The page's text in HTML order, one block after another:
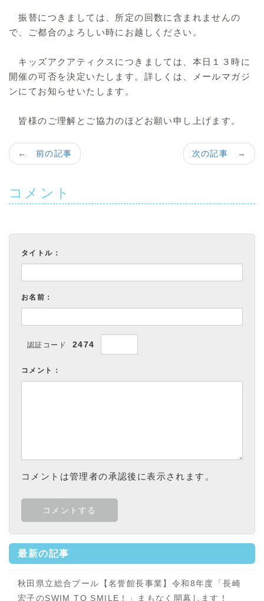
振替につきましては、所定の回数に含まれませんの
で、ご都合のよろしい時にお越しください。
キッズアクアティクスにつきましては、本日１３時に
開催の可否を決定いたします。詳しくは、メールマガジ
ンにてお知らせいたします。
皆様のご理解とご協力のほどお願い申し上げます。
次の記事 →
← 前の記事
コメント
タイトル：
お名前：
認証コード 2474
コメント：
コメントは管理者の承認後に表示されます。
最新の記事
秋田県立総合プール【名誉館長事業】令和8年度「長崎
宏子のSWIM TO SMILE！」まもなく開幕します！